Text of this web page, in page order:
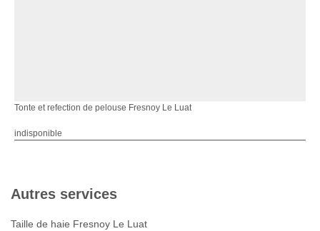
Tonte et refection de pelouse Fresnoy Le Luat
indisponible
Autres services
Taille de haie Fresnoy Le Luat